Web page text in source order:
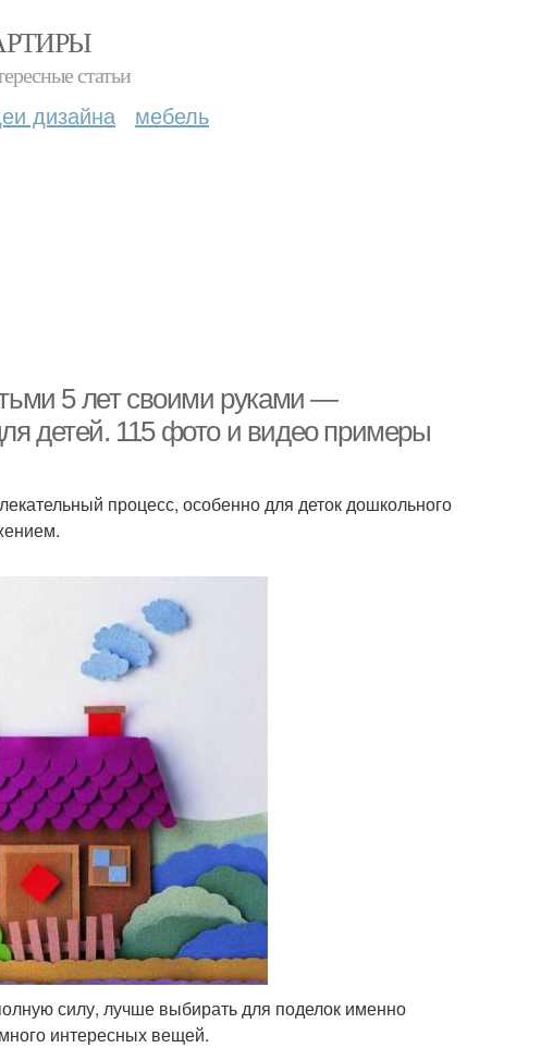
статьи
дизайна мебель
5 лет своими руками —
детей. 115 фото и видео примеры
процесс, особенно для деток дошкольного
силу, лучше выбирать для поделок именно
интересных вещей.